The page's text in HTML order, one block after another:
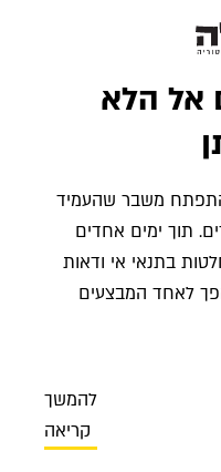
נמל תל
בתל אביב, אבל
העברי הראשון
על חייו הקצרים
לסמל של תחייה
להמשך
קריאה